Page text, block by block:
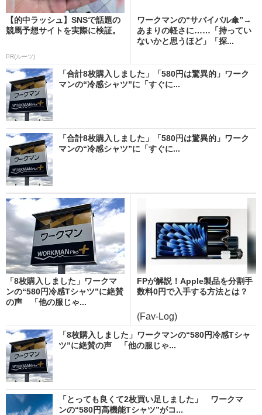
【的中ラッシュ】SNSで話題の
競馬予想サイトを実際に検証。
PR(ルーツ)
ワークマンの“サバイバル傘”→
あまりの軽さに……「持ってい
ないかと思うほど」「探...
「合計8枚購入しました」「580円は驚異的」ワーク
マンの“冷感シャツ”に「すぐに...
「合計8枚購入しました」「580円は驚異的」ワーク
マンの“冷感シャツ”に「すぐに...
「8枚購入しました」ワークマ
ンの“580円冷感Tシャツ”に絶賛
の声 「他の服じゃ...
FPが解説！Apple製品を分割手
数料0円で入手する方法とは？
(Fav-Log)
「8枚購入しました」ワークマンの“580円冷感Tシャ
ツ”に絶賛の声 「他の服じゃ...
「とっても良くて2枚買い足しました」 ワークマ
ンの“580円高機能Tシャツ”がコ...